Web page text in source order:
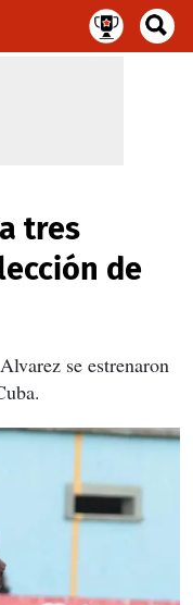
tres
de
se estrenaron